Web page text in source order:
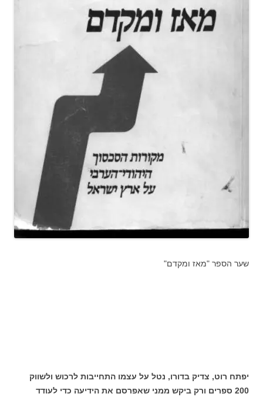
שער הספר "מאז ומקדם"
יפתח רוט, צדיק בדורו, נטל על עצמו התחייבות לרכוש ולשווק
200 ספרים ורק ביקש ממני שאפרסם את הידיעה כדי לעודד